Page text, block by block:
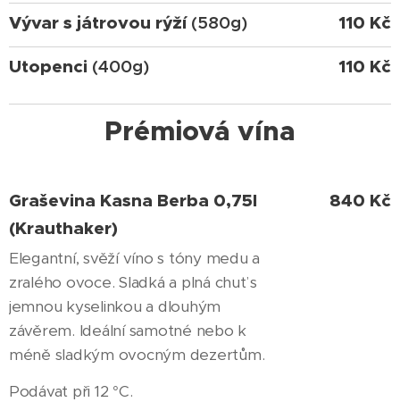
Vývar s játrovou rýží(580g)
110 Kč
Utopenci (400g) 110 Kč
Prémiová vína
Graševina Kasna Berba 0,75l
(Krauthaker)
Elegantní, svěží víno s tóny medu a
zralého ovoce. Sladká a plná chuť s
jemnou kyselinkou a dlouhým
závěrem. Ideální samotné nebo k
méně sladkým ovocným dezertům.
Podávat při 12 °C.
840 Kč